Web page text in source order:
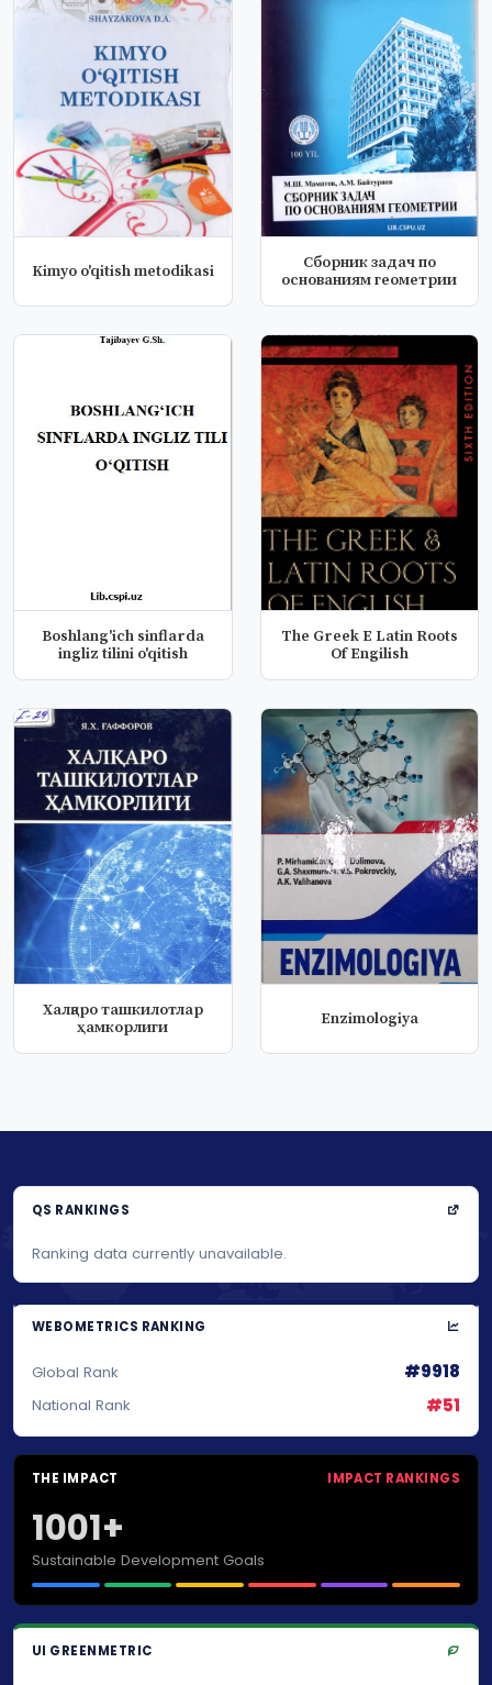
Kimyo o'qitish metodikasi
Сборник задач по
основаниям геометрии
Boshlang'ich sinflarda
ingliz tilini o'qitish
The Greek E Latin Roots
Of Engilish
Xалқаро ташкилотлар
ҳамкорлиги
Enzimologiya
QS RANKINGS
Ranking data currently unavailable.
WEBOMETRICS RANKING
Global Rank #9918
National Rank #51
THE IMPACT IMPACT RANKINGS
1001+
Sustainable Development Goals
UI GREENMETRIC